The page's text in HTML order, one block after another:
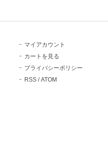
マイアカウント
カートを見る
プライバシーポリシー
RSS /ATOM